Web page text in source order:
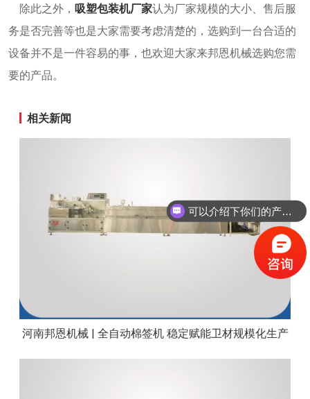
除此之外， 吸塑包装机厂家认为厂家规模的大小、售后服
务是否完善等也是大家需要考虑清楚的，选购到一台合适的
设备并不是一件容易的事，也欢迎大家来邦恩机械选购您需
要的产品。
相关新闻
河南邦恩机械 | 全自动棉签机 稳定赋能卫材规模化生产
可以介绍下你们的产品么？